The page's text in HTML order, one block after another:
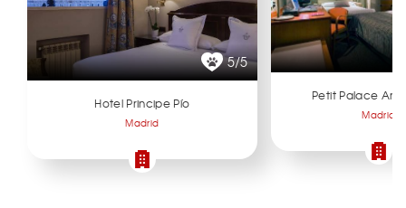
5/5
Hotel Principe Pío
Madrid
Petit Palace
Madrid